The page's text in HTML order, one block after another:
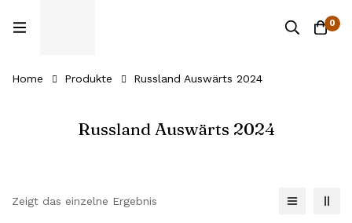
0
Home Produkte Russland Auswärts 2024
Russland Auswärts 2024
Zeigt das einzelne Ergebnis